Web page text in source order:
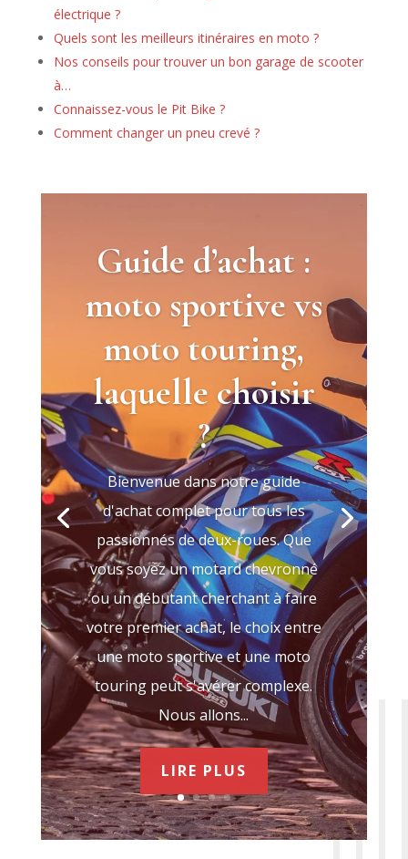
électrique ?
Quels sont les meilleurs itinéraires en moto ?
Nos conseils pour trouver un bon garage de scooter
à…
Connaissez-vous le Pit Bike ?
Comment changer un pneu crevé ?
Guide d’achat :
moto sportive vs
moto touring,
laquelle choisir
?
Bienvenue dans notre guide
d'achat complet pour tous les
passionnés de deux-roues. Que
vous soyez un motard chevronné
ou un débutant cherchant à faire
votre premier achat, le choix entre
une moto sportive et une moto
touring peut s'avérer complexe.
Nous allons...
LIRE PLUS